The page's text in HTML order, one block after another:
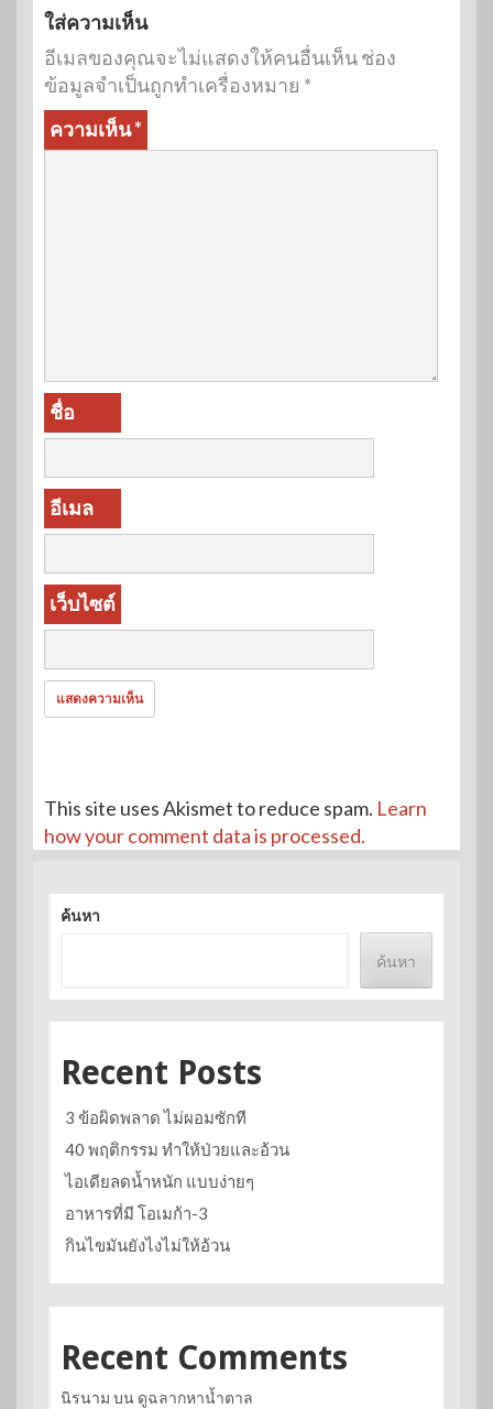
ใส่ความเห็น
อีเมลของคุณจะไม่แสดงให้คนอื่นเห็นช่อง
ข้อมูลจำเป็นถูกทำเครื่องหมาย *
ความเห็น*
ชื่อ
อีเมล
เว็บไซต์
This site uses Akismet to reduce spam. Learn
how your comment data is processed.
ค้นหา
ค้นหา
Recent Posts
3 ข้อผิดพลาด ไม่ผอมซักที
40 พฤติกรรม ทำให้ป่วยและอ้วน
ไอเดียลดน้ำหนัก แบบง่ายๆ
อาหารที่มี โอเมก้า-3
กินไขมันยังไงไม่ให้อ้วน
Recent Comments
นิรนาม บน ดูฉลากหาน้ำตาล